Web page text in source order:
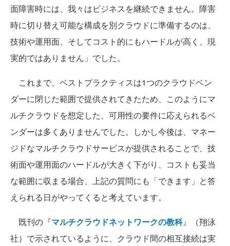
面障害時には、我々はビジネスを継続できません。障害
時に切り替え可能な構成を別クラウドに準備するのは、
技術や運用面、そしてコスト的にもハードルが高く、現
実的ではありません」でした。
これまで、ベストプラクティスは1つのクラウドベン
ダーに閉じた範囲で提供されてきたため、このようにマ
ルチクラウドを想定した、可用性の要件に応えられるベ
ンダーは多くありませんでした。しかし今後は、マネー
ジドなマルチクラウドサービスが提供されることで、技
術面や運用面のハードルが大きく下がり、コストも妥当
な範囲に収まる場合、上記の質問にも「できます」と答
えられる日がやってくると考えています。
既刊の『マルチクラウドネットワークの教科』（翔泳
社）で示されているように、クラウド間の相互接続は実